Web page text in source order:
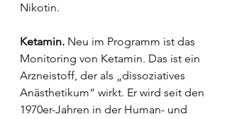
Nikotin.
Ketamin. Neu im Programm ist das
Monitoring von Ketamin. Das ist ein
Arzneistoff, der als „dissoziatives
Anästhetikum“ wirkt. Er wird seit den
1970er-Jahren in der Human- und